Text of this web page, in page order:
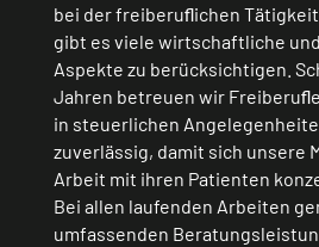
bei der freiberuﬂichen
gibt es viele wirtschaftliche
Aspekte zu berücksichtigen.
Jahren betreuen wir
in steuerlichen
zuverlässig, damit sich unsere
Arbeit mit ihren Patienten
Bei allen laufenden Arbeiten
umfassenden